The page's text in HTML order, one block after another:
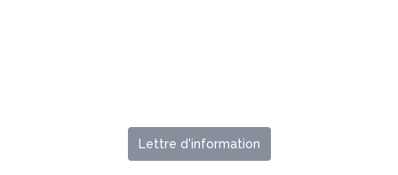
Lettre d'information